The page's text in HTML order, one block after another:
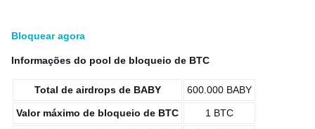
Bloquear agora
Informações do pool de bloqueio de BTC
Total de airdrops de BABY 600.000 BABY
Valor máximo de bloqueio de BTC 1 BTC